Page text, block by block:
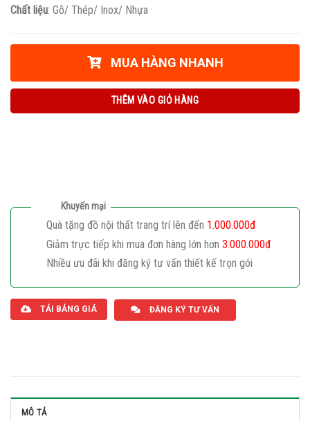
Chất liệu: Gỗ/ Thép/ Inox/ Nhựa
MUA HÀNG NHANH
THÊM VÀO GIỎ HÀNG
Khuyến mại
Quà tặng đồ nội thất trang trí lên đến 1.000.000đ
Giảm trực tiếp khi mua đơn hàng lớn hơn 3.000.000đ
Nhiều ưu đãi khi đăng ký tư vấn thiết kế trọn gói
TẢI BẢNG GIÁ ĐĂNG KÝ TƯ VẤN
MÔ TẢ